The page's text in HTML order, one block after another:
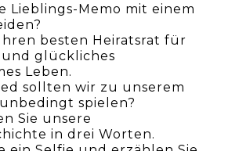
Lieblings-Memo mit einem
besten Heiratsrat für
und glückliches
Leben.
sollten wir zu unserem
spielen?
Sie unsere
in drei Worten.